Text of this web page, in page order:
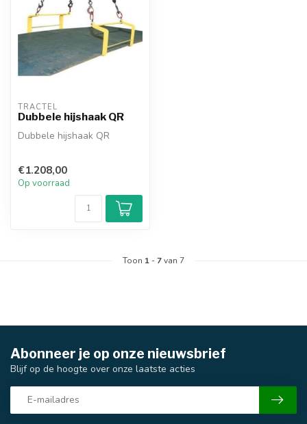
TRACTEL
Dubbele hijshaak QR
Dubbele hijshaak QR
€1.208,00
Op voorraad
Toon 1 -7van 7
Abonneer je op onze nieuwsbrief
Blijf op de hoogte over onze laatste acties